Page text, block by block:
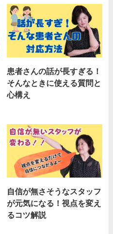
患者さんの話が長すぎる！
そんなときに使える質問と
心構え
自信が無さそうなスタッフ
が元気になる！視点を変え
るコツ解説